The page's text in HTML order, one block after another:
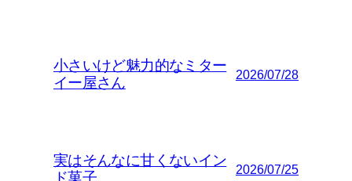
小さいけど魅力的なミター
イー屋さん
2026/07/28
実はそんなに甘くないイン
ド菓子
2026/07/25